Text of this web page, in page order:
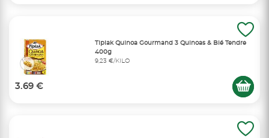
Tipiak Quinoa Gourmand 3 Quinoas & Blé Tendre
400g
9,23 €/KILO
3.69 €